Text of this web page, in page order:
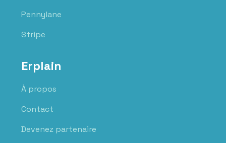
Pennylane
Stripe
Erplain
À propos
Contact
Devenez partenaire